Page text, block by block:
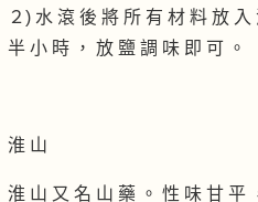
２) 水 滾 後 將 所 有 材 料 放
半 小 時 ， 放 鹽 調 味 即 可 。
淮 山
淮 山 又 名 山 藥 。 性 味 甘 平